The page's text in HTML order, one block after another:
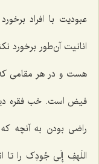
عبودیت با افراد
انانیت آن‌طور برخورد
هست و در هر مقامی
فیض است. خب فقره
راضی بودن به آنچه
اللَهفِ إِلَى جُودِک‌ را